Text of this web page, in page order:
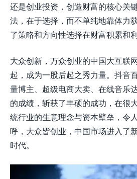
还是创业投资，创造财富的核心关
法，在于选择，而不单纯地靠体力
了策略和方向性选择在财富积累和
大众创新，万众创业的中国大互联
起，成为一股后起之秀力量。抖音
量博主、超级电商大卖、在线音乐
的成绩，斩获了丰硕的成功，在很
统行业的生意理念与资本壁垒，令
呼，大众皆创业，中国市场进入了
时代。